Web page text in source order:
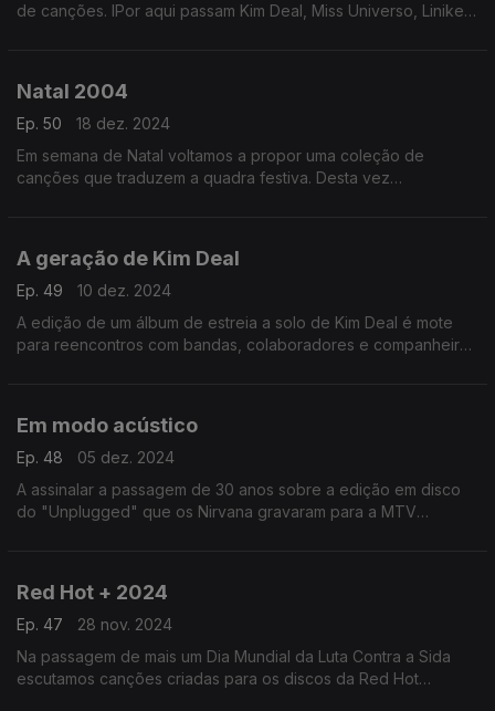
de canções. IPor aqui passam Kim Deal, Miss Universo, Liniker,
Natal 2004
Ep. 50
18 dez. 2024
Em semana de Natal voltamos a propor uma coleção de
canções que traduzem a quadra festiva. Desta vez
A geração de Kim Deal
Ep. 49
10 dez. 2024
A edição de um álbum de estreia a solo de Kim Deal é mote
para reencontros com bandas, colaboradores e companheiros
Em modo acústico
Ep. 48
05 dez. 2024
A assinalar a passagem de 30 anos sobre a edição em disco
do "Unplugged" que os Nirvana gravaram para a MTV
Red Hot + 2024
Ep. 47
28 nov. 2024
Na passagem de mais um Dia Mundial da Luta Contra a Sida
escutamos canções criadas para os discos da Red Hot